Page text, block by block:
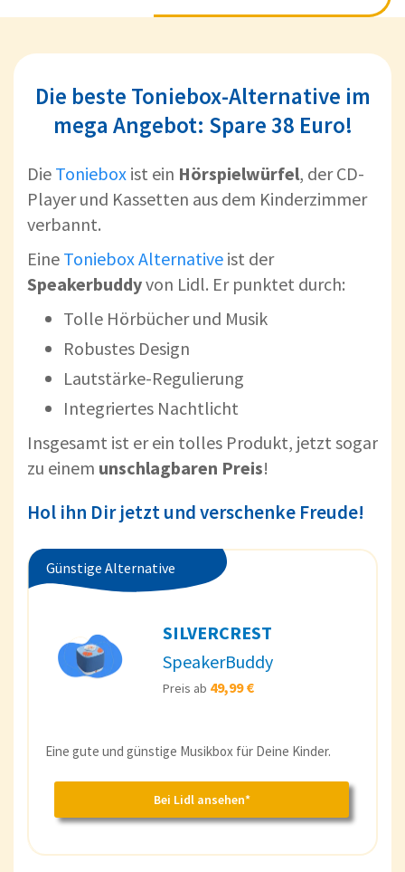
Die beste Toniebox-Alternative im
mega Angebot: Spare 38 Euro!
Die Toniebox ist ein Hörspielwürfel, der CD-
Player und Kassetten aus dem Kinderzimmer
verbannt.
Eine Toniebox Alternative ist der
Speakerbuddyvon Lidl. Er punktet durch:
Tolle Hörbücher und Musik
Robustes Design
Lautstärke-Regulierung
Integriertes Nachtlicht
Insgesamt ist er ein tolles Produkt, jetzt sogar
zu einem unschlagbaren Preis!
Hol ihn Dir jetzt und verschenke Freude!
Günstige Alternative
SILVERCREST
SpeakerBuddy
Preis ab 49,99 €
Eine gute und günstige Musikbox für Deine Kinder.
Bei Lidl ansehen*